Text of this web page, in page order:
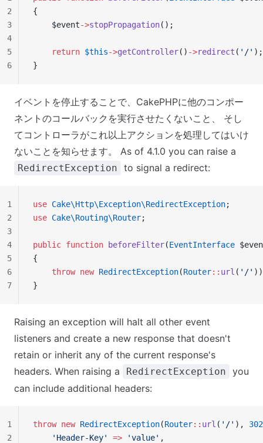
{
    $event
->stopPropagation();
    return
$this->getController() ->redirect ( '/' );
}
2
3
4
5
6
イベントを停止することで、CakePHPに他のコンポー
ネントのコールバックを実行させたくないこと、 そし
てコントローラがこれ以上アクションを処理してはいけ
ないことを知らせます。 As of 4.1.0 you can raise a
RedirectException to signal a redirect:
use Cake\Http\Exception\RedirectException;
use Cake\Routing\Router;
public function beforeFilter(EventInterface
{
    throw
new RedirectException(Router:: url ( '/' ))
}
1
2
3
4
5
6
7
Raising an exception will halt all other event
listeners and create a new response that doesn't
retain or inherit any of the current response's
headers. When raising a
RedirectException
you
can include additional headers:
throw new RedirectException(Router:: url ( '/' ), 302
    'Header-Key'
=> 'value' ,
1
2